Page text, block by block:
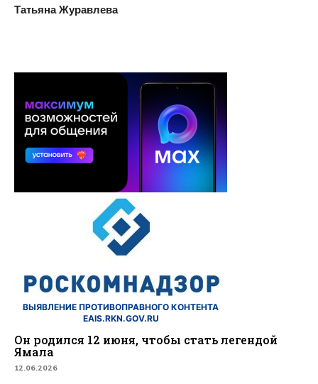
Татьяна Журавлева
ВЫЯВЛЕНИЕ ПРОТИВОПРАВНОГО КОНТЕНТА
EAIS.RKN.GOV.RU
Он родился 12 июня, чтобы стать легендой
Ямала
12.06.2026